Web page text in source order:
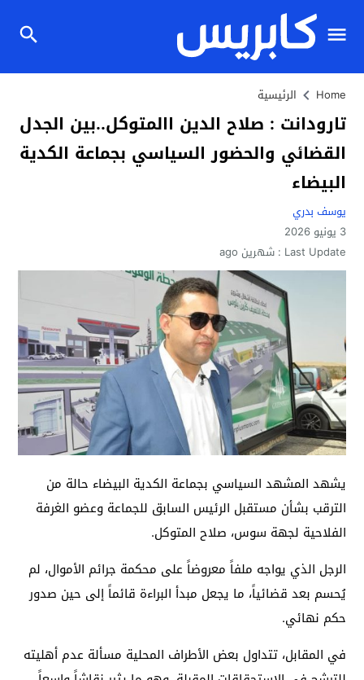
Home الرئيسية
تارودانت : صلاح الدين االمتوكل..بين الجدل
القضائي والحضور السياسي بجماعة الكدية
البيضاء
يوسف بدري
3 يونيو 2026
Last Update : شهرين ago
يشهد المشهد السياسي بجماعة الكدية البيضاء حالة من
الترقب بشأن مستقبل الرئيس السابق للجماعة وعضو الغرفة
الفلاحية لجهة سوس، صلاح المتوكل.
الرجل الذي يواجه ملفاً معروضاً على محكمة جرائم الأموال، لم
يُحسم بعد قضائياً، ما يجعل مبدأ البراءة قائماً إلى حين صدور
حكم نهائي.
في المقابل، تتداول بعض الأطراف المحلية مسألة عدم أهليته